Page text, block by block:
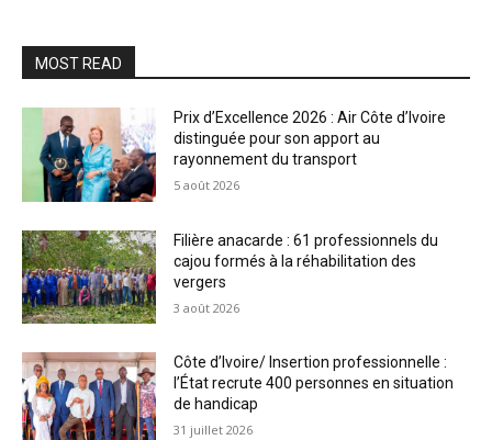
MOST READ
Prix d’Excellence 2026 : Air Côte d’Ivoire
distinguée pour son apport au
rayonnement du transport
5 août 2026
Filière anacarde : 61 professionnels du
cajou formés à la réhabilitation des
vergers
3 août 2026
Côte d’Ivoire/ Insertion professionnelle :
l’État recrute 400 personnes en situation
de handicap
31 juillet 2026